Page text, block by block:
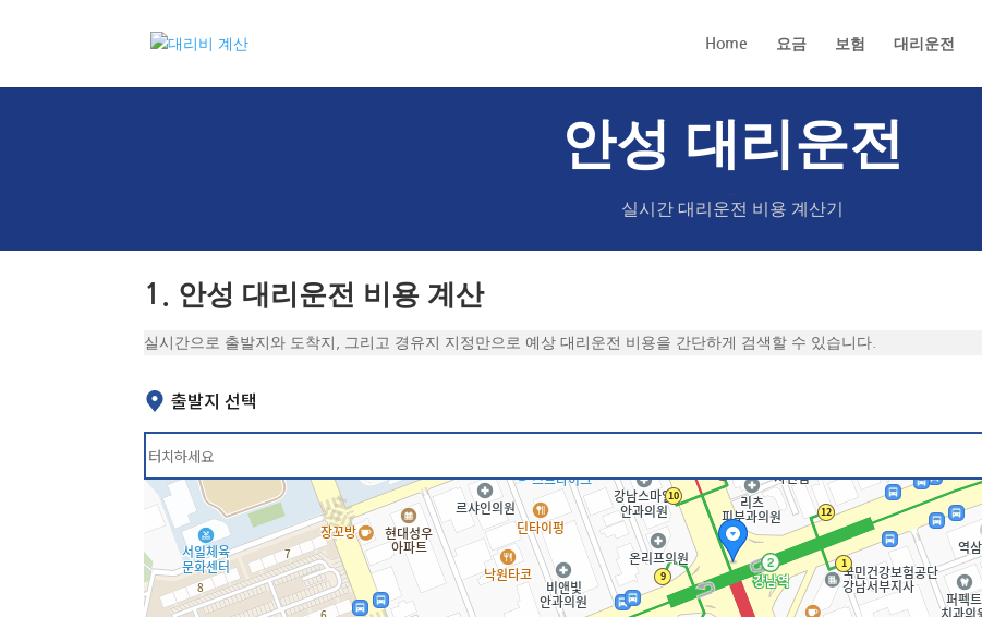
Home 요금 보험 대리운전
안성 대리운전
실시간 대리운전 비용 계산기
1. 안성 대리운전 비용 계산
실시간으로 출발지와 도착지, 그리고 경유지 지정만으로 예상 대리운전 비용을 간단하게 검색할 수 있습니다.
출발지 선택